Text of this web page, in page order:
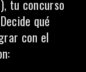
tu concurso
qué
con el